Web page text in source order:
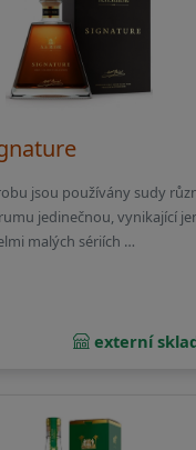
jsou používány sudy
jedinečnou, vynikající
malých sériích …
externí